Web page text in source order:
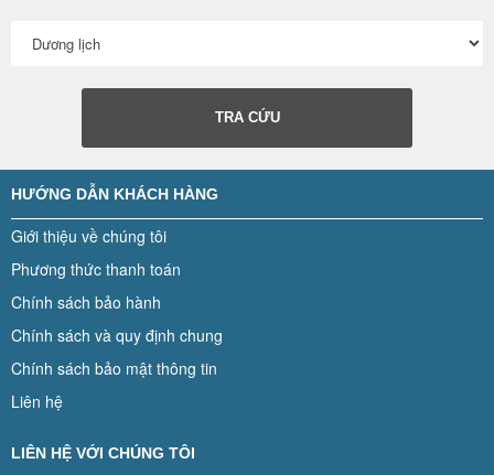
TRA CỨU
HƯỚNG DẪN KHÁCH HÀNG
Giới thiệu về chúng tôi
Phương thức thanh toán
Chính sách bảo hành
Chính sách và quy định chung
Chính sách bảo mật thông tin
Liên hệ
LIÊN HỆ VỚI CHÚNG TÔI